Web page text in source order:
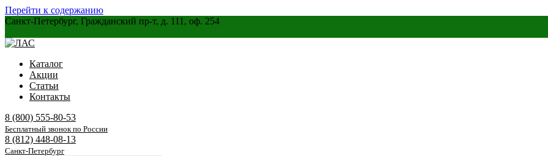
Перейти к содержанию
Санкт-Петербург, Гражданский пр-т, д. 111, оф. 254
Каталог
Акции
Статьи
Контакты
8 (800) 555-80-53
Бесплатный звонок по России
8 (812) 448-08-13
Санкт-Петербург